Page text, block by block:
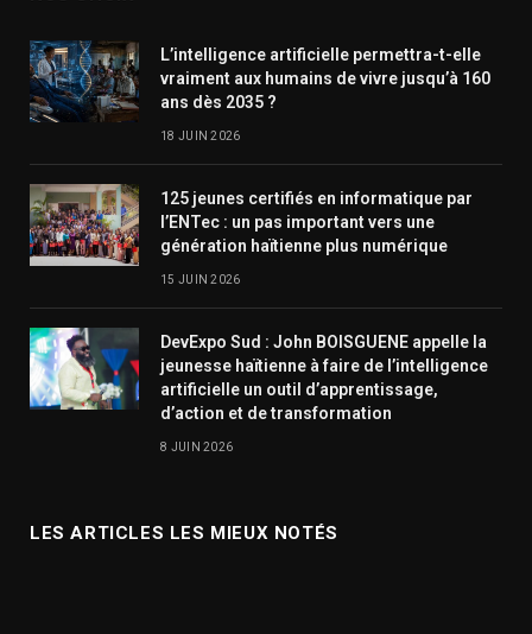
L’intelligence artificielle permettra-t-elle
vraiment aux humains de vivre jusqu’à 160
ans dès 2035 ?
18 JUIN 2026
125 jeunes certifiés en informatique par
l’ENTec : un pas important vers une
génération haïtienne plus numérique
15 JUIN 2026
DevExpo Sud : John BOISGUENE appelle la
jeunesse haïtienne à faire de l’intelligence
artificielle un outil d’apprentissage,
d’action et de transformation
8 JUIN 2026
LES ARTICLES LES MIEUX NOTÉS